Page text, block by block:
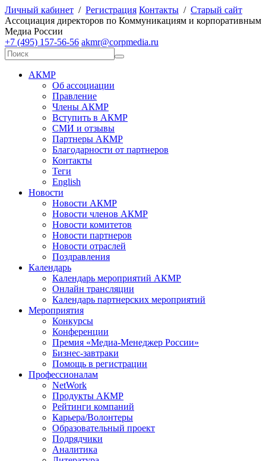
Личный кабинет / Регистрация Контакты / Старый сайт
Ассоциация директоров по Коммуникациям и корпоративным
Медиа России
+7 (495) 157-56-56 akmr@corpmedia.ru
АКМР
Об ассоциации
Правление
Члены АКМР
Вступить в АКМР
СМИ и отзывы
Партнеры АКМР
Благодарности от партнеров
Контакты
Теги
English
Новости
Новости АКМР
Новости членов АКМР
Новости комитетов
Новости партнеров
Новости отраслей
Поздравления
Календарь
Календарь мероприятий АКМР
Онлайн трансляции
Календарь партнерских мероприятий
Мероприятия
Конкурсы
Конференции
Премия «Медиа-Менеджер России»
Бизнес-завтраки
Помощь в регистрации
Профессионалам
NetWork
Продукты АКМР
Рейтинги компаний
Карьера/Волонтеры
Образовательный проект
Подрядчики
Аналитика